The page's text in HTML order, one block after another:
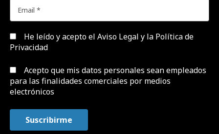
He leído y acepto el Aviso Legal y la Política de
Privacidad
Acepto que mis datos personales sean empleados
para las finalidades comerciales por medios
electrónicos